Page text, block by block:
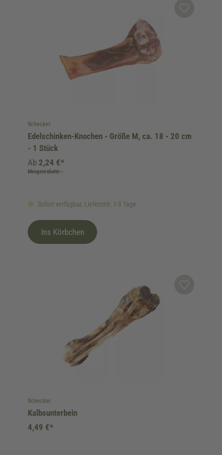
Schecker
Edelschinken-Knochen - Größe M, ca. 18 - 20 cm
- 1 Stück
Sofort verfügbar, Lieferzeit: 1-3 Tage
Ab 2,24 €*
Mengenrabatte
Ins Körbchen
Schecker
Kalbsunterbein
4,49 €*